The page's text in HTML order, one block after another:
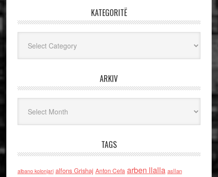
KATEGORITË
ARKIV
TAGS
albano kolonjari alfons Grishaj Anton Cefa arben llalla asllan